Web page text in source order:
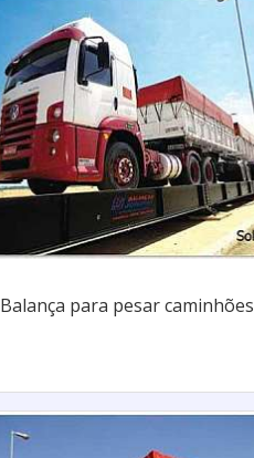
Balança para pesar caminhões